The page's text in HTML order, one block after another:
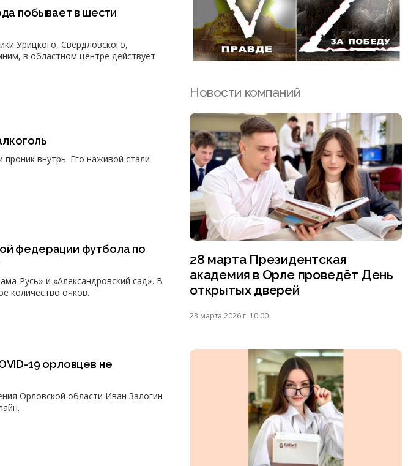
побывает в шести
Урицкого, Свердловского,
в областном центре действует
внутрь. Его наживой стали
федерации футбола по
Русь» и «Александровский сад». В
количество очков.
19 орловцев не
Орловской области Иван Залогин
Новости компаний
28 марта Президентская
академия в Орле проведёт День
открытых дверей
23 марта 2026 г. 10:00